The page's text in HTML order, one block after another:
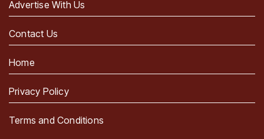
Advertise With Us
Contact Us
Home
Privacy Policy
Terms and Conditions